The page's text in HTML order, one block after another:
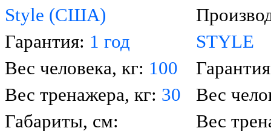
Style (США)
Гарантия: 1 год
Вес человека, кг: 100
Вес тренажера, кг: 30
Габариты, см:
STYLE
Вес
Вес